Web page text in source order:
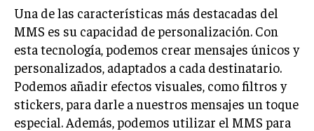
Una de las características más destacadas del
MMS es su capacidad de personalización. Con
esta tecnología, podemos crear mensajes únicos y
personalizados, adaptados a cada destinatario.
Podemos añadir efectos visuales, como filtros y
stickers, para darle a nuestros mensajes un toque
especial. Además, podemos utilizar el MMS para